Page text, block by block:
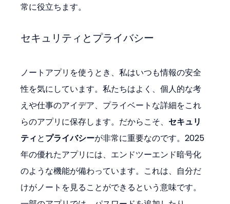
常に役立ちます。
セキュリティとプライバシー
ノートアプリを使うとき、私はいつも情報の安全
性を気にしています。私たちはよく、個人的な考
えや仕事のアイデア、プライベートな詳細をこれ
らのアプリに保存します。だからこそ、 セキュリ
ティとプライバシーが非常に重要なのです。2025
年の優れたアプリには、エンドツーエンド暗号化
のような機能が備わっています。これは、自分だ
けがノートを見ることができるという意味です。